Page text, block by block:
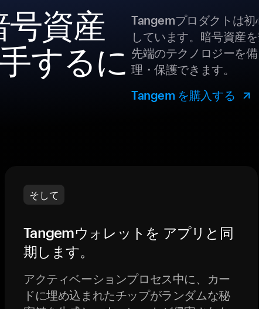
資産
するに
Tangemプロダクトは
しています。暗号資産
先端のテクノロジーを
理・保護できます。
Tangem を購入する
そして
Tangemウォレットを アプリと同
期します。
アクティベーションプロセス中に、カー
ドに埋め込まれたチップがランダムな秘